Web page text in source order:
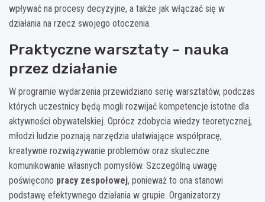
wpływać na procesy decyzyjne, a także jak włączać się w
działania na rzecz swojego otoczenia.
Praktyczne warsztaty – nauka
przez działanie
W programie wydarzenia przewidziano serię warsztatów, podczas
których uczestnicy będą mogli rozwijać kompetencje istotne dla
aktywności obywatelskiej. Oprócz zdobycia wiedzy teoretycznej,
młodzi ludzie poznają narzędzia ułatwiające współpracę,
kreatywne rozwiązywanie problemów oraz skuteczne
komunikowanie własnych pomysłów. Szczególną uwagę
poświęcono pracy zespołowej, ponieważ to ona stanowi
podstawę efektywnego działania w grupie. Organizatorzy